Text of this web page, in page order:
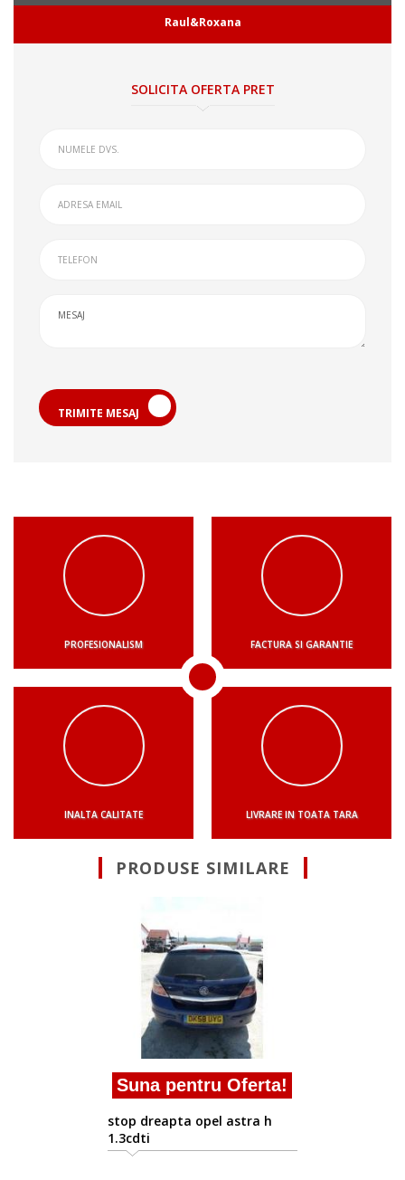
Raul&Roxana
SOLICITA OFERTA PRET
TRIMITE MESAJ
PROFESIONALISM FACTURA SI GARANTIE
INALTA CALITATE LIVRARE IN TOATA TARA
PRODUSE SIMILARE